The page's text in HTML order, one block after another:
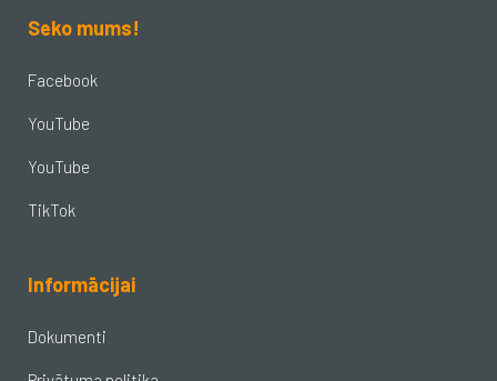
Seko mums!
Facebook
YouTube
YouTube
TikTok
Informācijai
Dokumenti